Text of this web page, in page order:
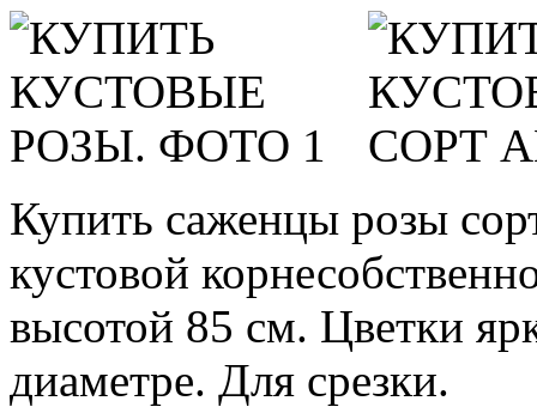
Купить саженцы розы
кустовой
высотой 85 см. Цветки
диаметре. Для срезки.